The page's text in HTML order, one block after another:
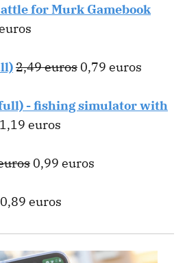
for Murk Gamebook
2,49 euros 0,79 euros
- fishing simulator with
1,19 euros
0,99 euros
0,89 euros